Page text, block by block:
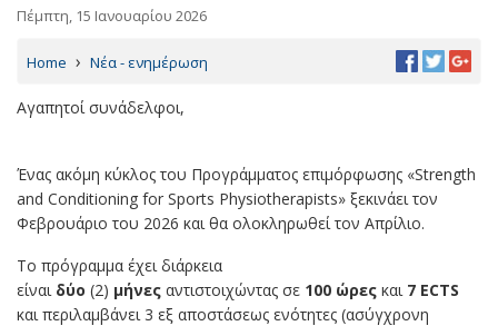
Πέμπτη, 15 Ιανουαρίου 2026
Home › Νέα - ενημέρωση
Αγαπητοί συνάδελφοι,
Ένας ακόμη κύκλος του Προγράμματος επιμόρφωσης «Strength
and Conditioning for Sports Physiotherapists» ξεκινάει τον
Φεβρουάριο του 2026 και θα ολοκληρωθεί τον Απρίλιο.
Το πρόγραμμα έχει διάρκεια
είναι δύο (2) μήνες αντιστοιχώντας σε 100 ώρες και 7 ECTS
και περιλαμβάνει 3 εξ αποστάσεως ενότητες (ασύγχρονη